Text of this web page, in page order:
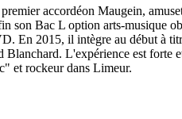
accordéon Maugein,
son Bac L option arts-musique
En 2015, il intègre au début à
Blanchard. L'expérience est forte
et rockeur dans Limeur.